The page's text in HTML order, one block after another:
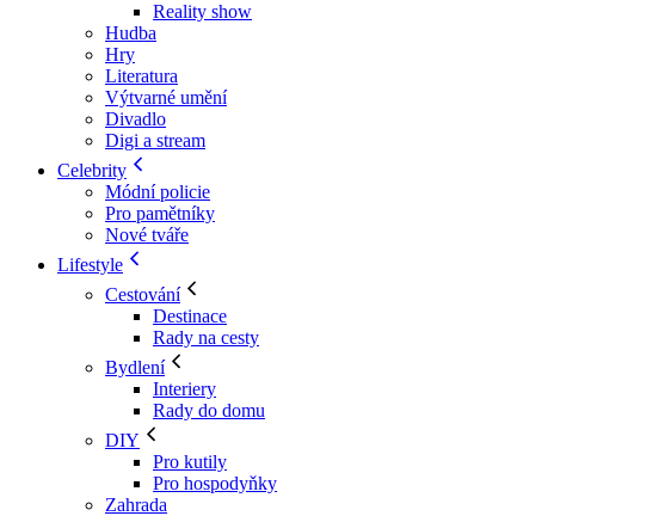
Reality show
Hudba
Hry
Literatura
Výtvarné umění
Divadlo
Digi a stream
Celebrity
Módní policie
Pro pamětníky
Nové tváře
Lifestyle
Cestování
Destinace
Rady na cesty
Bydlení
Interiery
Rady do domu
DIY
Pro kutily
Pro hospodyňky
Zahrada